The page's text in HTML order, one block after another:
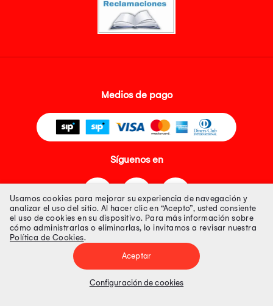
Medios de pago
Síguenos en
Tienda 100% Segura
Tiendas Peruanas S.A. R.U.C. Nº 20493020618. Todos los derechos
Precios disponibles solo en www.oechsle.pe. Precios online publicados
Usamos cookies para mejorar su experiencia de navegación y
analizar el uso del sitio. Al hacer clic en “Acepto”, usted consiente
el uso de cookies en su dispositivo. Para más información sobre
cómo administrarlas o eliminarlas, lo invitamos a revisar nuestra
Política de Cookies.
Aceptar
Configuración de cookies